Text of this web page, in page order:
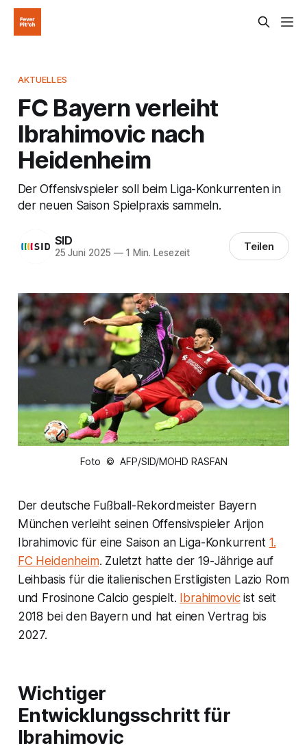
AKTUELLES
FC Bayern verleiht
Ibrahimovic nach
Heidenheim
Der Offensivspieler soll beim Liga-Konkurrenten in
der neuen Saison Spielpraxis sammeln.
SID
25 Juni 2025 —1 Min. Lesezeit Teilen
Foto © AFP/SID/MOHD RASFAN
Der deutsche Fußball-Rekordmeister Bayern
München verleiht seinen Offensivspieler Arijon
Ibrahimovic für eine Saison an Liga-Konkurrent 1.
FC Heidenheim. Zuletzt hatte der 19-Jährige auf
Leihbasis für die italienischen Erstligisten Lazio Rom
und Frosinone Calcio gespielt.
Ibrahimovicist seit
2018 bei den Bayern und hat einen Vertrag bis
2027.
Wichtiger
Entwicklungsschritt für
Ibrahimovic